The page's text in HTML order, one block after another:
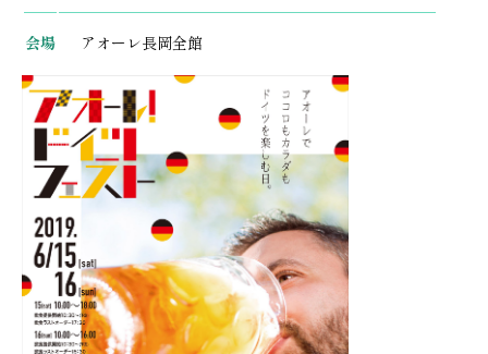
会場 アオーレ長岡全館